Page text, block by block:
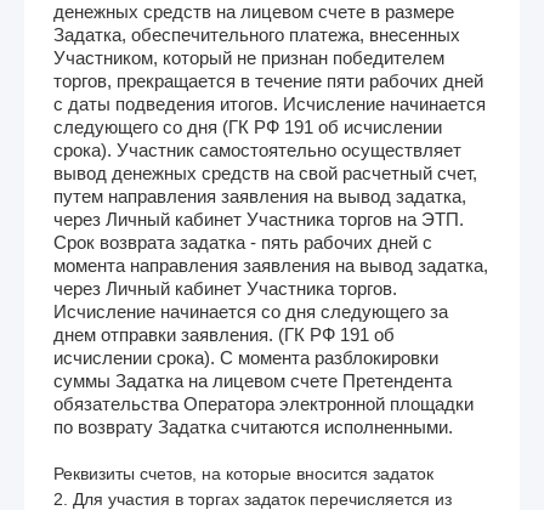
денежных средств на лицевом счете в размере
Задатка, обеспечительного платежа, внесенных
Участником, который не признан победителем
торгов, прекращается в течение пяти рабочих дней
с даты подведения итогов. Исчисление начинается
следующего со дня (ГК РФ 191 об исчислении
срока). Участник самостоятельно осуществляет
вывод денежных средств на свой расчетный счет,
путем направления заявления на вывод задатка,
через Личный кабинет Участника торгов на ЭТП.
Срок возврата задатка - пять рабочих дней с
момента направления заявления на вывод задатка,
через Личный кабинет Участника торгов.
Исчисление начинается со дня следующего за
днем отправки заявления. (ГК РФ 191 об
исчислении срока). С момента разблокировки
суммы Задатка на лицевом счете Претендента
обязательства Оператора электронной площадки
по возврату Задатка считаются исполненными.
Реквизиты счетов, на которые вносится задаток
2. Для участия в торгах задаток перечисляется из